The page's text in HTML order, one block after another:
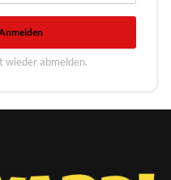
wieder abmelden.